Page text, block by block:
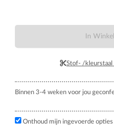
In
Stof- /kleurstaal
Binnen 3-4 weken voor jou
Onthoud mijn ingevoerde opties